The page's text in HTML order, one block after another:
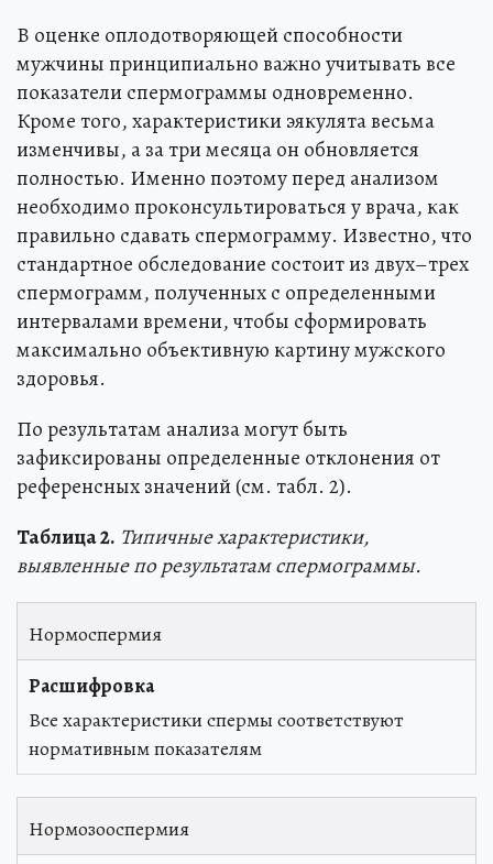
В оценке оплодотворяющей способности
мужчины принципиально важно учитывать все
показатели спермограммы одновременно.
Кроме того, характеристики эякулята весьма
изменчивы, а за три месяца он обновляется
полностью. Именно поэтому перед анализом
необходимо проконсультироваться у врача, как
правильно сдавать спермограмму. Известно, что
стандартное обследование состоит из двух–трех
спермограмм, полученных с определенными
интервалами времени, чтобы сформировать
максимально объективную картину мужского
здоровья.
По результатам анализа могут быть
зафиксированы определенные отклонения от
референсных значений (см. табл. 2).
Таблица 2. Типичные характеристики,
выявленные по результатам спермограммы.
Нормоспермия
Все характеристики спермы соответствуют
нормативным показателям
Нормозооспермия